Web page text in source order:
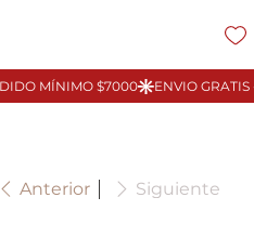
Anterior Siguiente